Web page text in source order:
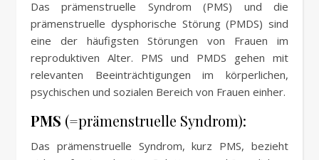
Das prämenstruelle Syndrom (PMS) und die
prämenstruelle dysphorische Störung (PMDS) sind
eine der häufigsten Störungen von Frauen im
reproduktiven Alter. PMS und PMDS gehen mit
relevanten Beeinträchtigungen im körperlichen,
psychischen und sozialen Bereich von Frauen einher.
PMS (=prämenstruelle Syndrom):
Das prämenstruelle Syndrom, kurz PMS, bezieht